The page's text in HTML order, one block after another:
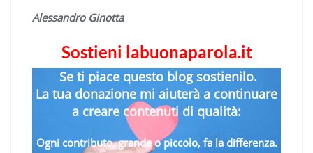
Alessandro Ginotta
Sostieni labuonaparola.it
Se ti piace questo blog sostienilo.
La tua donazione mi aiuterà a continuare
a creare contenuti di qualità:
Ogni contributo, grande o piccolo, fa la differenza.